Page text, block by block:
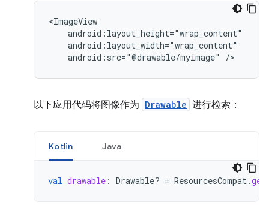
android:src="@drawable/myimage"
/>
以下应用代码将图像作为 Drawable 进行检索：
Kotlin Java
val drawable : Drawable? = ResourcesCompat.